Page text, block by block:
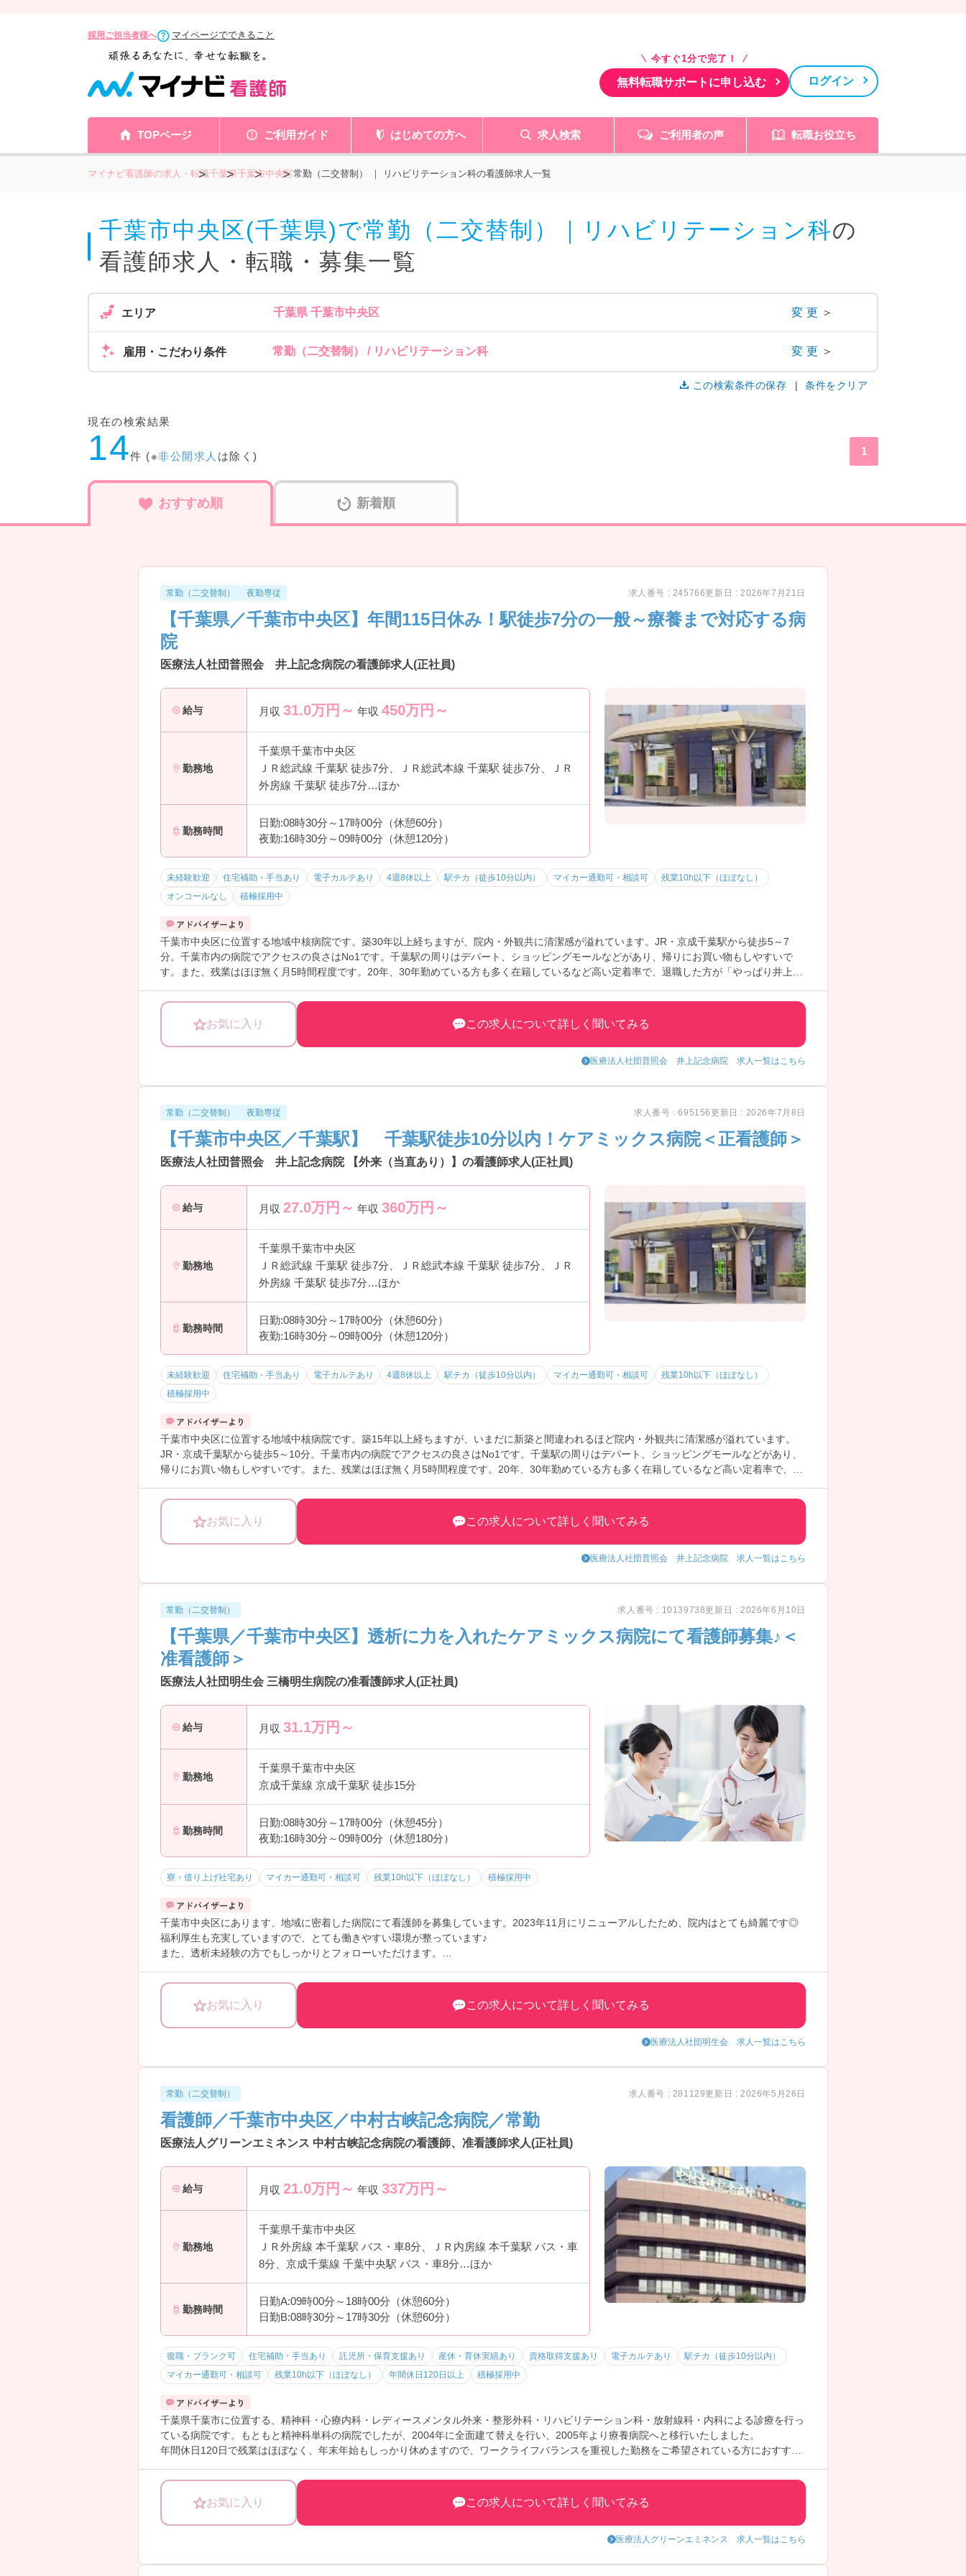
採用ご担当者様へ マイページでできること
今すぐ1分で完了！
無料転職サポートに申し込む ログイン
TOPページ ご利用ガイド はじめての方へ 求人検索 ご利用者の声 転職お役立ち
マイナビ看護師の求人・転職千葉県千葉市中央区常勤（二交替制） ｜ リハビリテーション科の看護師求人一覧
千葉市中央区(千葉県)で常勤（二交替制）｜リハビリテーション科の
看護師求人・転職・募集一覧
エリア 千葉県 千葉市中央区 変更 ＞
雇用・こだわり条件 常勤（二交替制） / リハビリテーション科 変更 ＞
この検索条件の保存 条件をクリア
現在の検索結果
14件 (※非公開求人 は除く) 1
おすすめ順 新着順
常勤（二交替制） 夜勤専従 求人番号 : 245766更新日 : 2026年7月21日
【千葉県／千葉市中央区】年間115日休み！駅徒歩7分の一般～療養まで対応する病
院
医療法人社団普照会 井上記念病院の看護師求人(正社員)
給与 月収 31.0万円～ 年収 450万円～
勤務地
千葉県千葉市中央区
ＪＲ総武線 千葉駅 徒歩7分、ＪＲ総武本線 千葉駅 徒歩7分、ＪＲ
外房線 千葉駅 徒歩7分…ほか
勤務時間
日勤:08時30分～17時00分（休憩60分）
夜勤:16時30分～09時00分（休憩120分）
未経験歓迎 住宅補助・手当あり 電子カルテあり 4週8休以上 駅チカ（徒歩10分以内） マイカー通勤可・相談可
残業10h以下（ほぼなし）
オンコールなし
積極採用中
千葉市中央区に位置する地域中核病院です。築30年以上経ちますが、院内・外観共に清潔感が溢れています。JR・京成千葉駅から徒歩5～7
分。千葉市内の病院でアクセスの良さはNo1です。千葉駅の周りはデパート、ショッピングモールなどがあり、帰りにお買い物もしやすいで
す。また、残業はほぼ無く月5時間程度です。20年、30年勤めている方も多く在籍しているなど高い定着率で、退職した方が「やっぱり井上記
えてキャリアを築ける環境も魅力です。
ご興味のある方はお気軽にお問い合わせください。
お気に入り この求人について詳しく聞いてみる
医療法人社団普照会 井上記念病院 求人一覧はこちら
常勤（二交替制） 夜勤専従 求人番号 : 695156更新日 : 2026年7月8日
【千葉市中央区／千葉駅】 千葉駅徒歩10分以内！ケアミックス病院＜正看護師＞
医療法人社団普照会 井上記念病院 【外来（当直あり）】の看護師求人(正社員)
給与 月収 27.0万円～ 年収 360万円～
勤務地
千葉県千葉市中央区
ＪＲ総武線 千葉駅 徒歩7分、ＪＲ総武本線 千葉駅 徒歩7分、ＪＲ
外房線 千葉駅 徒歩7分…ほか
勤務時間
日勤:08時30分～17時00分（休憩60分）
夜勤:16時30分～09時00分（休憩120分）
未経験歓迎 住宅補助・手当あり 電子カルテあり 4週8休以上 駅チカ（徒歩10分以内） マイカー通勤可・相談可
残業10h以下（ほぼなし）
積極採用中
千葉市中央区に位置する地域中核病院です。築15年以上経ちますが、いまだに新築と間違われるほど院内・外観共に清潔感が溢れています。
JR・京成千葉駅から徒歩5～10分。千葉市内の病院でアクセスの良さはNo1です。千葉駅の周りはデパート、ショッピングモールなどがあり、
帰りにお買い物もしやすいです。また、残業はほぼ無く月5時間程度です。20年、30年勤めている方も多く在籍しているなど高い定着率で、退
がいらっしゃるなど、腰を据えてキャリアを築ける環境も魅力です。
ご興味のある方はお気軽にお問い合わせください。
お気に入り この求人について詳しく聞いてみる
医療法人社団普照会 井上記念病院 求人一覧はこちら
常勤（二交替制） 求人番号 : 10139738更新日 : 2026年6月10日
【千葉県／千葉市中央区】透析に力を入れたケアミックス病院にて看護師募集♪＜
准看護師＞
医療法人社団明生会 三橋明生病院の准看護師求人(正社員)
給与 月収 31.1万円～
勤務地
千葉県千葉市中央区
京成千葉線 京成千葉駅 徒歩15分
勤務時間
日勤:08時30分～17時00分（休憩45分）
夜勤:16時30分～09時00分（休憩180分）
寮・借り上げ社宅あり マイカー通勤可・相談可 残業10h以下（ほぼなし） 積極採用中
千葉市中央区にあります、地域に密着した病院にて看護師を募集しています。2023年11月にリニューアルしたため、院内はとても綺麗です◎
福利厚生も充実していますので、とても働きやすい環境が整っています♪
また、透析未経験の方でもしっかりとフォローいただけます。
お気に入り この求人について詳しく聞いてみる
医療法人社団明生会 求人一覧はこちら
常勤（二交替制） 求人番号 : 281129更新日 : 2026年5月26日
看護師／千葉市中央区／中村古峡記念病院／常勤
医療法人グリーンエミネンス 中村古峡記念病院の看護師、准看護師求人(正社員)
給与 月収 21.0万円～ 年収 337万円～
勤務地
千葉県千葉市中央区
ＪＲ外房線 本千葉駅 バス・車8分、ＪＲ内房線 本千葉駅 バス・車
8分、京成千葉線 千葉中央駅 バス・車8分…ほか
勤務時間
日勤A:09時00分～18時00分（休憩60分）
日勤B:08時30分～17時30分（休憩60分）
復職・ブランク可 住宅補助・手当あり 託児所・保育支援あり 産休・育休実績あり 資格取得支援あり 電子カルテあり
駅チカ（徒歩10分以内）
マイカー通勤可・相談可
残業10h以下（ほぼなし） 年間休日120日以上 積極採用中
千葉県千葉市に位置する、精神科・心療内科・レディースメンタル外来・整形外科・リハビリテーション科・放射線科・内科による診療を行っ
ている病院です。もともと精神科単科の病院でしたが、2004年に全面建て替えを行い、2005年より療養病院へと移行いたしました。
年間休日120日で残業はほぼなく、年末年始もしっかり休めますので、ワークライフバランスを重視した勤務をご希望されている方におすすめ
わせ下さい。
お気に入り この求人について詳しく聞いてみる
医療法人グリーンエミネンス 求人一覧はこちら